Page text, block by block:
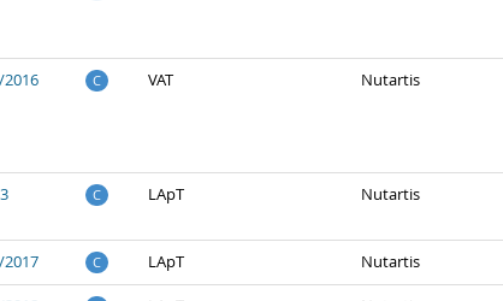
2016 C VAT Nutartis
C LApT Nutartis
2017 C LApT Nutartis